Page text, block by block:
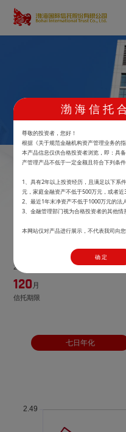
首页 > 鲲鹏财富 >
渤海信托-广益汇富
划
2026.07.28万份收益
120月
信托期限
七日年化
渤 海 信 托
尊敬的投资者，您好！
根据《关于规范金融机构资产管理业务的
本产品信息仅供合格投资者浏览，即：具
产管理产品不低于一定金额且符合下列条
1、具有2年以上投资经历，且满足以下系
元，家庭金融资产不低于500万元，或者近
2、最近1年末净资产不低于1000万元的法
3、金融管理部门视为合格投资者的其他情
本网站仅对产品进行展示，不代表我司向
确 定